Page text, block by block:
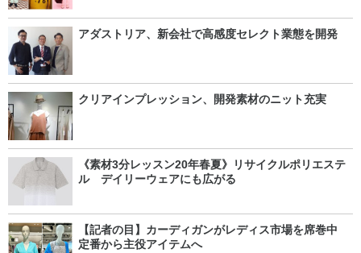
アダストリア、新会社で高感度セレクト業態を開発
クリアインプレッション、開発素材のニット充実
《素材3分レッスン20年春夏》リサイクルポリエステ
ル デイリーウェアにも広がる
【記者の目】カーディガンがレディス市場を席巻中
定番から主役アイテムへ